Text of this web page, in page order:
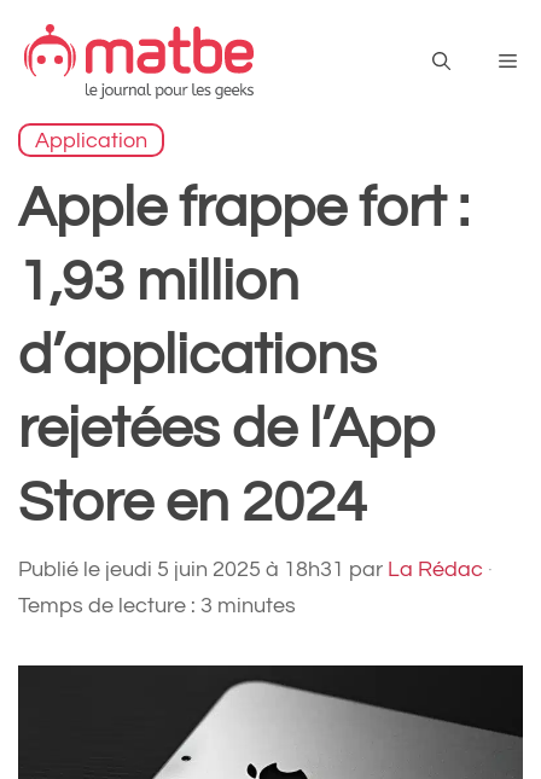
contenu
Application
Apple frappe fort :
1,93 million
d’applications
rejetées de l’App
Store en 2024
Publié le jeudi 5 juin 2025 à 18h31 par La Rédac ·
Temps de lecture : 3 minutes